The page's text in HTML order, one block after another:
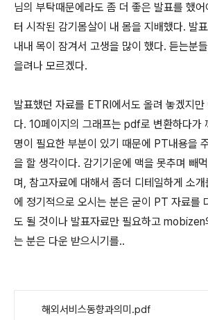
님의 부탁때문에라도 좀 더 좋은 발표를 했
터 시작된 감기몸살이 내 몸을 지배했다. 발
내내 목이 잠겨서 고생을 많이 했다. 듣는분
을려나 모르겠다.
발표했던 자료를 ETRI에서도 올려 놓겠지만
다. 10페이지의 그래프는 pdf로 변환하다가
명이 필요한 부분이 있기 때문에 PT내용을
을 할 생각이다. 감기기운에 맥을 못추며 빼
며, 참고자료에 대해서 좀더 디테일하게 소
에 정기적으로 오시는 분은 굳이 PT 자료를
도 될 것이나 발표자료만 필요하고 mobizen
는 분은 다운 받으시기를..
해외서비스동향과의미.pdf